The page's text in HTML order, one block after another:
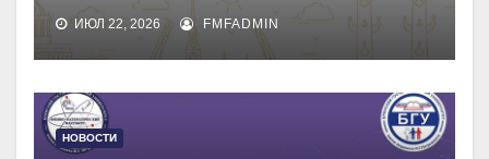
ИЮЛ 22, 2026 FMFADMIN
НОВОСТИ